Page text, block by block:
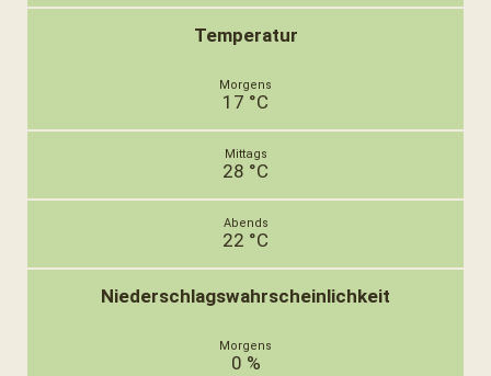
Temperatur
17 °C
28 °C
22 °C
Niederschlagswahrscheinlichkeit
0 %